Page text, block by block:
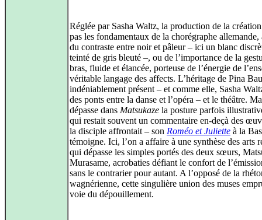
Réglée par Sasha Waltz, la production de la
pas les fondamentaux de la chorégraphe allemande,
du contraste entre noir et pâleur – ici un blanc
teinté de gris bleuté –, ou de l’importance de la
bras, fluide et élancée, porteuse de l’énergie de
véritable langage des affects. L’héritage de Pina
indéniablement présent – et comme elle, Sasha
des ponts entre la danse et l’opéra – et le théâtre.
dépasse dans Matsukaze la posture parfois
qui restait souvent un commentaire en-deçà des
la disciple affrontait – son Roméo et Juliette à la
témoigne. Ici, l’on a affaire à une synthèse des arts
qui dépasse les simples portés des deux sœurs,
Murasame, acrobaties défiant le confort de
sans le contrarier pour autant. A l’opposé de la
wagnérienne, cette singulière union des muses
voie du dépouillement.